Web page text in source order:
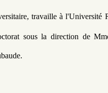
travaille à l'Université
sous la direction de